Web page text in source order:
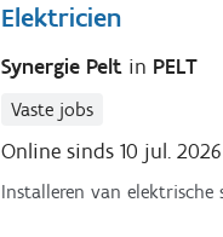
Elektricien
Synergie Pelt in PELT
Vaste jobs
Online sinds 10 jul. 2026
Installeren van elektrische